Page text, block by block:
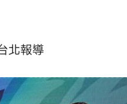
外語 台人夯英、美、加
居民！官方追查異常原因
丟 騎車咬著遭攔查槓警
北報導